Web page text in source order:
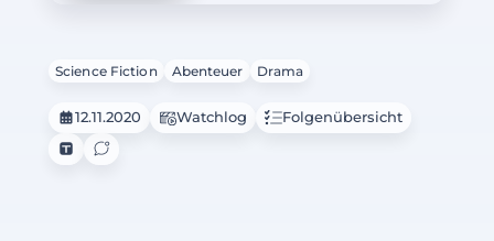
Science Fiction Abenteuer Drama
12.11.2020 Watchlog Folgenübersicht